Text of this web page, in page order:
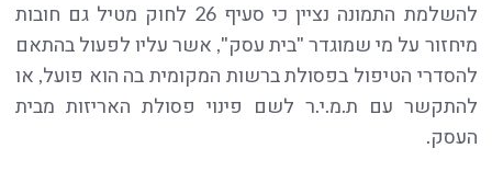
להשלמת התמונה נציין כי סעיף 26 לחוק מטיל גם חובות
מיחזור על מי שמוגדר "בית עסק", אשר עליו לפעול בהתאם
להסדרי הטיפול בפסולת ברשות המקומית בה הוא פועל, או
להתקשר עם ת.מ.י.ר לשם פינוי פסולת האריזות מבית
העסק.